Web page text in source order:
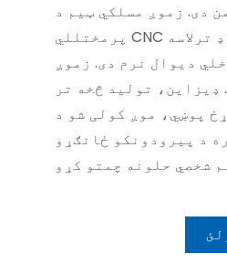
دی. زموږ مسلکي ټیم د
پرمختللي CNC هونډ ټیکنالوژي کاروي ترڅو ډاډ ترلاسه
دیوال نرم دی. زموږ
تولید څخه تر
پوښي، موږ کولی شو د
د پیرودونکو ځانګړو